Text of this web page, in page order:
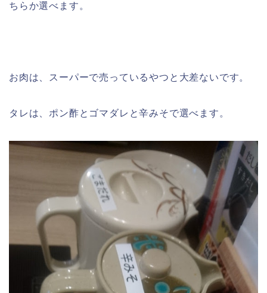
ちらか選べます。
お肉は、スーパーで売っているやつと大差ないです。
タレは、ポン酢とゴマダレと辛みそで選べます。